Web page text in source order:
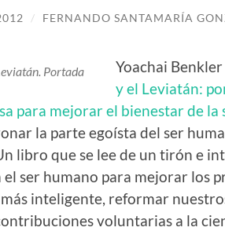
/ FERNANDO SANTAMARÍA
Portada Yoachai
y el Leviatán:
para mejorar el bienestar de la
la parte egoísta del ser
libro que se lee de un tirón e
ser humano para mejorar los
inteligente, reformar
voluntarias a la